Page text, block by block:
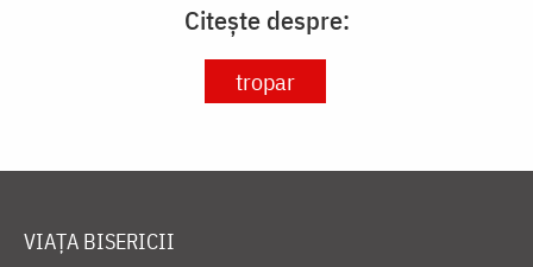
Citește despre:
tropar
VIAȚA BISERICII